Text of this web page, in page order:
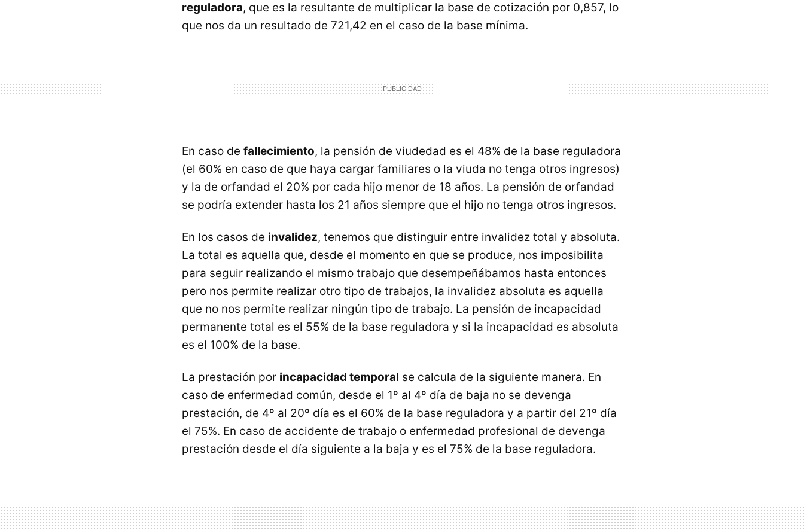
reguladora, que es la resultante de multiplicar la base de cotización por 0,857, lo
que nos da un resultado de 721,42 en el caso de la base mínima.
En caso de fallecimiento, la pensión de viudedad es el 48% de la base reguladora
(el 60% en caso de que haya cargar familiares o la viuda no tenga otros ingresos)
y la de orfandad el 20% por cada hijo menor de 18 años. La pensión de orfandad
se podría extender hasta los 21 años siempre que el hijo no tenga otros ingresos.
En los casos de invalidez, tenemos que distinguir entre invalidez total y absoluta.
La total es aquella que, desde el momento en que se produce, nos imposibilita
para seguir realizando el mismo trabajo que desempeñábamos hasta entonces
pero nos permite realizar otro tipo de trabajos, la invalidez absoluta es aquella
que no nos permite realizar ningún tipo de trabajo. La pensión de incapacidad
permanente total es el 55% de la base reguladora y si la incapacidad es absoluta
es el 100% de la base.
La prestación por incapacidad temporal se calcula de la siguiente manera. En
caso de enfermedad común, desde el 1º al 4º día de baja no se devenga
prestación, de 4º al 20º día es el 60% de la base reguladora y a partir del 21º día
el 75%. En caso de accidente de trabajo o enfermedad profesional de devenga
prestación desde el día siguiente a la baja y es el 75% de la base reguladora.